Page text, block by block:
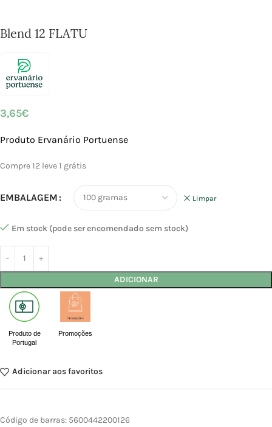
Blend 12 FLATU
3,65€
Produto Ervanário Portuense
Compre 12 leve 1 grátis
EMBALAGEM Limpar
Em stock (pode ser encomendado sem stock)
ADICIONAR
Produto de
Portugal
Promoções
Adicionar aos favoritos
Código de barras: 5600442200126